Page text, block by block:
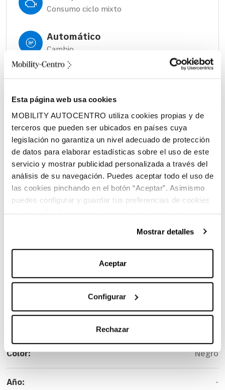
Esta página web usa cookies
MOBILITY AUTOCENTRO utiliza cookies propias y de
terceros que pueden ser ubicados en países cuya
legislación no garantiza un nivel adecuado de protección
de datos para elaborar estadísticas sobre el uso de este
servicio y mostrar publicidad personalizada a través del
análisis de su navegación. Puedes aceptar todo el uso de
las cookies pinchando en el botón “Aceptar”. Asimismo
puedes configurar y guardar tus preferencias de cookies
información sobre el uso de cookies y sus derechos vea
nuestraPolítica de Cookies.
Mostrar detalles
Aceptar
Configurar
Rechazar
Consumo ciclo mixto
Automático
Cambio
1410 litros
Diésel
Combustible
Características principales:
250 d Avantgarde Extralargo
Color: Negro
Año: -